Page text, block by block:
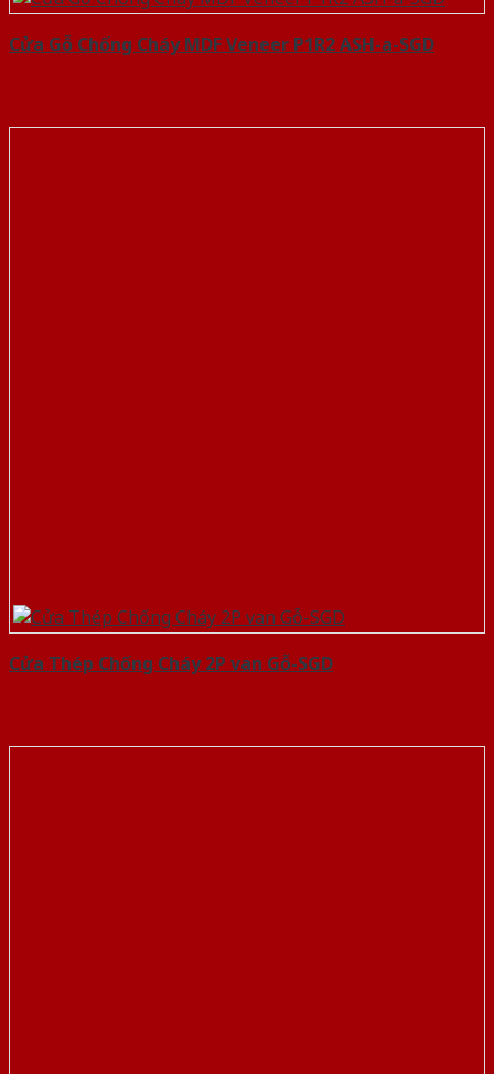
Cửa Gỗ Chống Cháy MDF Veneer P1R2 ASH-a-SGD
Cửa Thép Chống Cháy 2P van Gỗ-SGD